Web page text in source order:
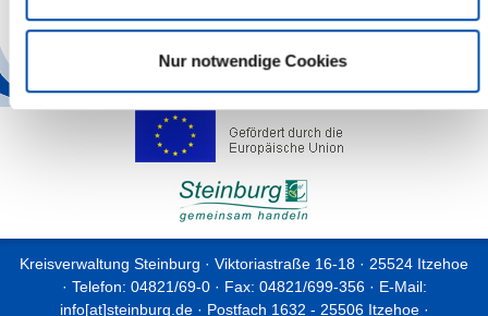
Nur notwendige Cookies
Kreisverwaltung Steinburg · Viktoriastraße 16-18 · 25524 Itzehoe
· Telefon: 04821/69-0 · Fax: 04821/699-356 · E-Mail:
info[at]steinburg.de· Postfach 1632 - 25506 Itzehoe ·